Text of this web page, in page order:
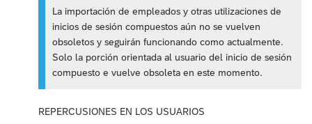
La importación de empleados y otras utilizaciones de
inicios de sesión compuestos aún no se vuelven
obsoletos y seguirán funcionando como actualmente.
Solo la porción orientada al usuario del inicio de sesión
compuesto e vuelve obsoleta en este momento.
REPERCUSIONES EN LOS USUARIOS